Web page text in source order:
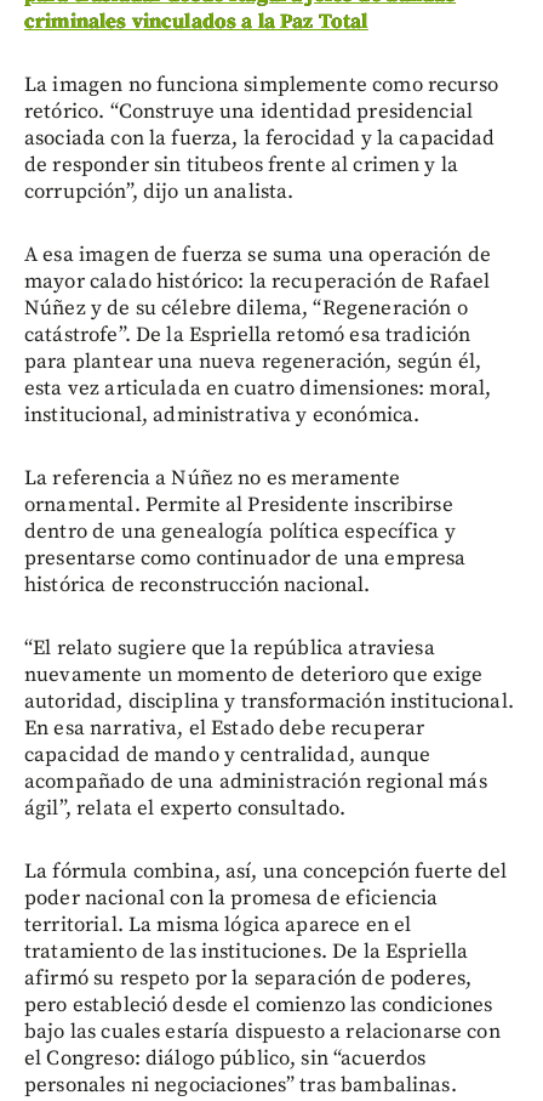
criminales vinculados a la Paz Total
La imagen no funciona simplemente como recurso
retórico. “Construye una identidad presidencial
asociada con la fuerza, la ferocidad y la capacidad
de responder sin titubeos frente al crimen y la
corrupción”, dijo un analista.
A esa imagen de fuerza se suma una operación de
mayor calado histórico: la recuperación de Rafael
Núñez y de su célebre dilema, “Regeneración o
catástrofe”. De la Espriella retomó esa tradición
para plantear una nueva regeneración, según él,
esta vez articulada en cuatro dimensiones: moral,
institucional, administrativa y económica.
La referencia a Núñez no es meramente
ornamental. Permite al Presidente inscribirse
dentro de una genealogía política específica y
presentarse como continuador de una empresa
histórica de reconstrucción nacional.
“El relato sugiere que la república atraviesa
nuevamente un momento de deterioro que exige
autoridad, disciplina y transformación institucional.
En esa narrativa, el Estado debe recuperar
capacidad de mando y centralidad, aunque
acompañado de una administración regional más
ágil”, relata el experto consultado.
La fórmula combina, así, una concepción fuerte del
poder nacional con la promesa de eficiencia
territorial. La misma lógica aparece en el
tratamiento de las instituciones. De la Espriella
afirmó su respeto por la separación de poderes,
pero estableció desde el comienzo las condiciones
bajo las cuales estaría dispuesto a relacionarse con
el Congreso: diálogo público, sin “acuerdos
personales ni negociaciones” tras bambalinas.